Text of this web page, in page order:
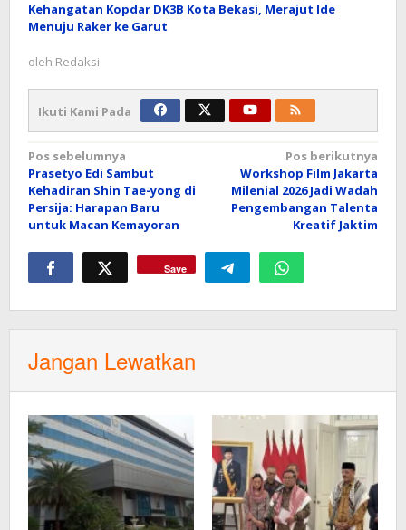
Kehangatan Kopdar DK3B Kota Bekasi, Merajut Ide
Menuju Raker ke Garut
oleh Redaksi
Ikuti Kami Pada
Navigasi
pos
Pos sebelumnya
Prasetyo Edi Sambut
Kehadiran Shin Tae-yong di
Persija: Harapan Baru
untuk Macan Kemayoran
Pos berikutnya
Workshop Film Jakarta
Milenial 2026 Jadi Wadah
Pengembangan Talenta
Kreatif Jaktim
Save
Jangan Lewatkan